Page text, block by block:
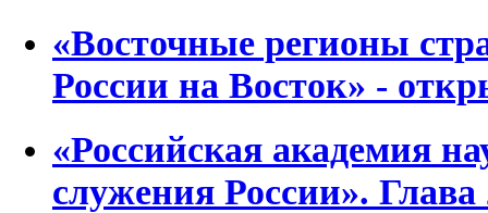
«Восточные регионы
России на Восток» -
«Российская академия
служения России». Глава